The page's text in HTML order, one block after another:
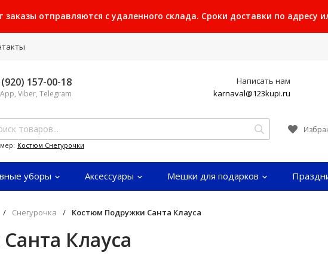
отправляются с удаленного склада. Сроки доставки по адресу
157-00-18
Viber, Telegram
Написать нам
karnaval@123kupi.ru
Костюм Снегурочки
уборы Аксессуары Мешки для подарков
/ Снегурочка / Костюм Подружки Санта Клауса
Клауса